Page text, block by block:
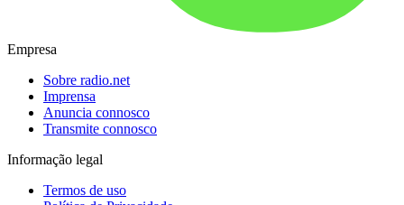
Empresa
Sobre radio.net
Imprensa
Anuncia connosco
Transmite connosco
Informação legal
Termos de uso